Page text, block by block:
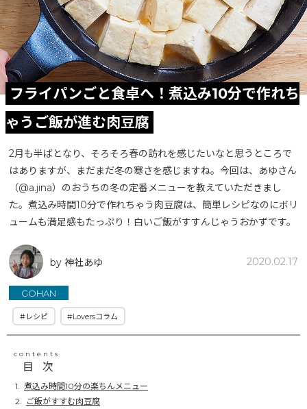
フライパンごと食卓へ！煮込み10分で作れち
ゃうご飯が進む肉豆腐
2月も半ばとなり、そろそろ春の訪れを感じたいなと思うところで
はありますが、まだまだ冬の寒さを感じますね。今回は、あゆさん
（@a.jina）のおうちの冬の定番メニューを教えていただきまし
た。煮込み時間10分で作れちゃう肉豆腐は、簡単レシピなのにボリ
ュームも満足感もたっぷり！白いご飯がすすんじゃうおかずです。
by 神社あゆ 2020.02.17
GOHAN
#レシピ #Loversコラム
contents
目次
煮込み時間10分の楽ちんメニュー
ご飯がすすむ肉豆腐